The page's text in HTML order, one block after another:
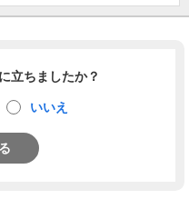
立ちましたか？
いいえ